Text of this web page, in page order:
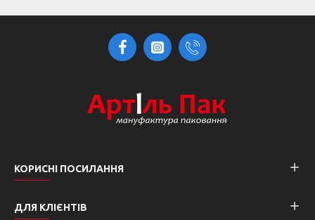
КОРИСНІ ПОСИЛАННЯ
ДЛЯ КЛІЄНТІВ